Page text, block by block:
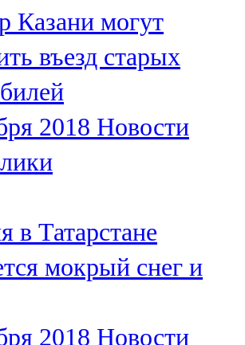
Казани могут
въезд старых
2018 Новости
в Татарстане
мокрый снег и
2018 Новости